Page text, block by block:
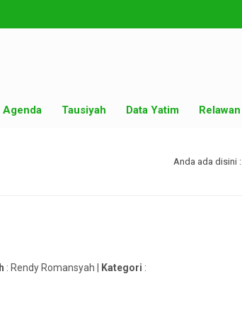
Agenda Tausiyah Data Yatim Relawan
Anda ada disini :
: Rendy Romansyah | Kategori :